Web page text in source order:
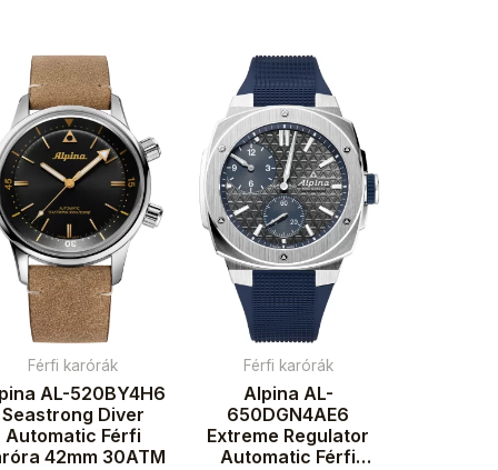
Férfi karórák
AL-520BY4H6
Seastrong Diver
Automatic Férfi
42mm 30ATM
Férfi karórák
Alpina AL-
650DGN4AE6
Extreme Regulator
Automatic Férfi